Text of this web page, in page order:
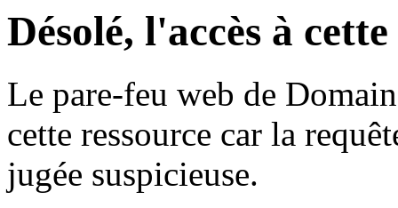
Désolé, l'accès à
Le pare-feu web de
cette ressource car la
jugée suspicieuse.